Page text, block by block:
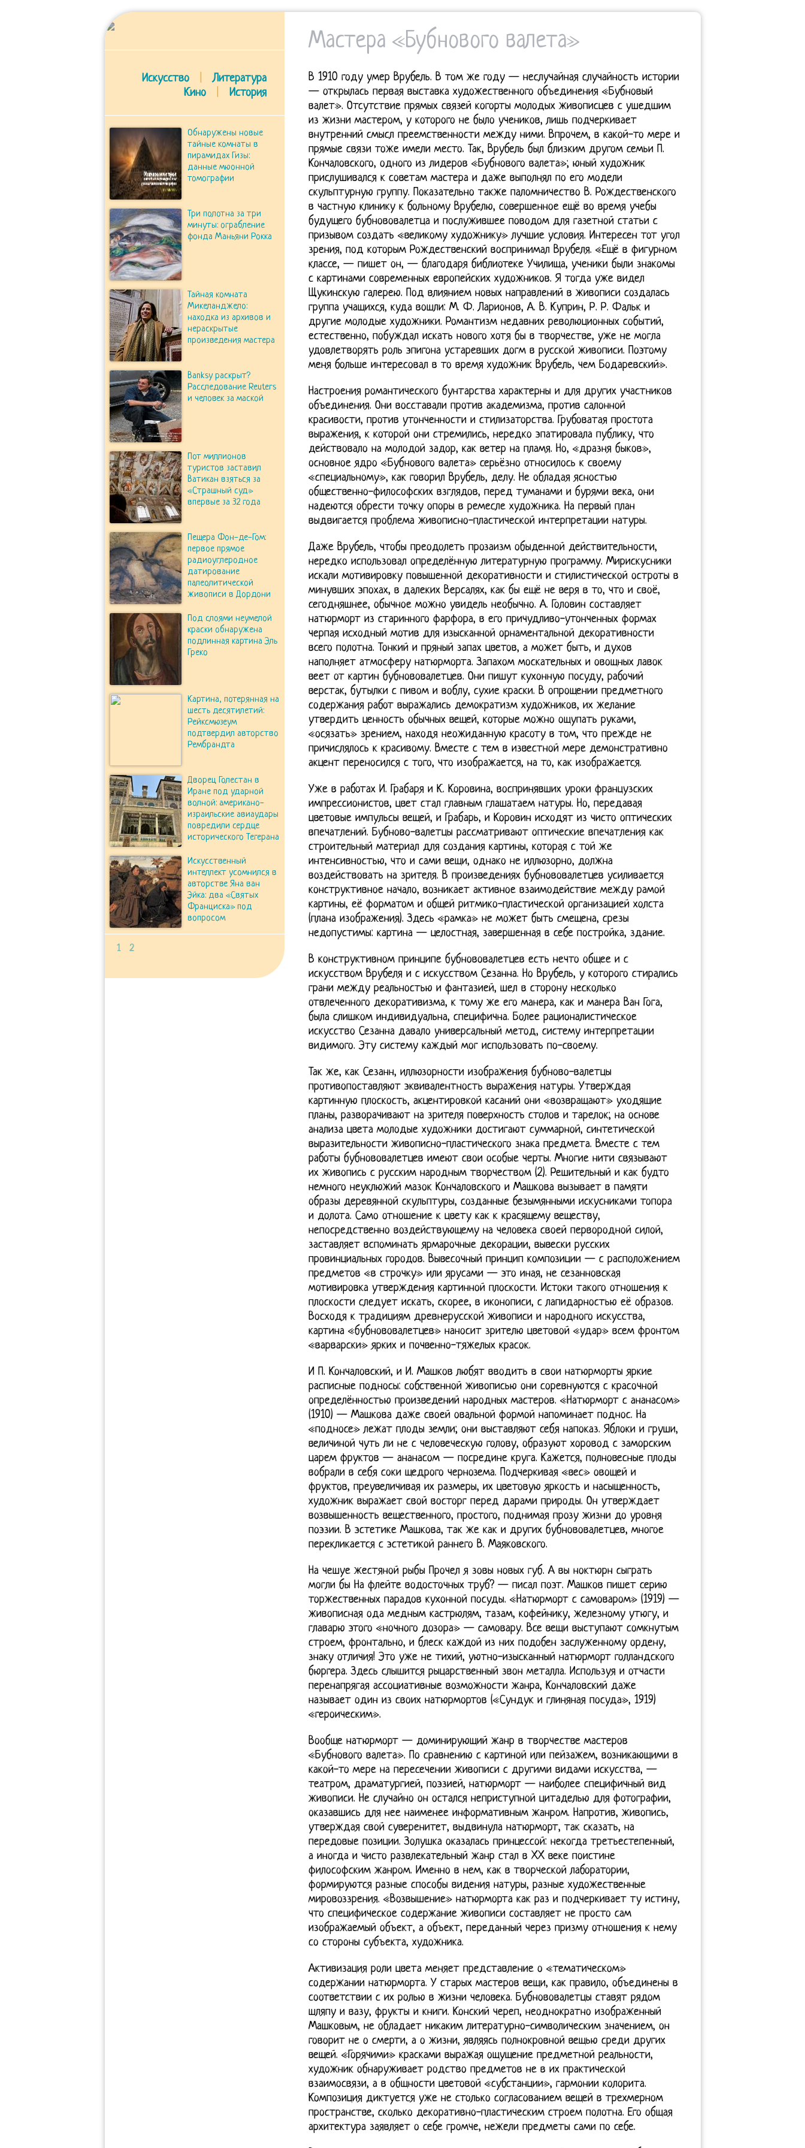
Искусство
Литература
Кино
История
Обнаружены новые
тайные комнаты в
пирамидах Гизы:
данные мюонной
томографии
Три полотна за три
минуты: ограбление
фонда Маньяни Рокка
Тайная комната
Микеланджело:
находка из архивов и
нераскрытые
произведения мастера
Banksy раскрыт?
Расследование Reuters
и человек за маской
Пот миллионов
туристов заставил
Ватикан взяться за
«Страшный суд»
впервые за 32 года
Пещера Фон-де-Гом:
первое прямое
радиоуглеродное
датирование
палеолитической
живописи в Дордони
Под слоями неумелой
краски обнаружена
подлинная картина Эль
Греко
Картина, потерянная на
шесть десятилетий:
Рейксмюзеум
подтвердил авторство
Рембрандта
Дворец Голестан в
Иране под ударной
волной: американо-
израильские авиаудары
повредили сердце
исторического Тегерана
Искусственный
интеллект усомнился в
авторстве Яна ван
Эйка: два «Святых
Франциска» под
вопросом
1 2
Мастера «Бубнового валета»
В 1910 году умер Врубель. В том же году — неслучайная случайность истории
— открылась первая выставка художественного объединения «Бубновый
валет». Отсутствие прямых связей когорты молодых живописцев с ушедшим
из жизни мастером, у которого не было учеников, лишь подчеркивает
внутренний смысл преемственности между ними. Впрочем, в какой-то мере и
прямые связи тоже имели место. Так, Врубель был близким другом семьи П.
Кончаловского, одного из лидеров «Бубнового валета»; юный художник
прислушивался к советам мастера и даже выполнял по его модели
скульптурную группу. Показательно также паломничество В. Рождественского
в частную клинику к больному Врубелю, совершенное ещё во время учебы
будущего бубнововалетца и послужившее поводом для газетной статьи с
призывом создать «великому художнику» лучшие условия. Интересен тот угол
зрения, под которым Рождественский воспринимал Врубеля. «Ещё в фигурном
классе, — пишет он, — благодаря библиотеке Училища, ученики были знакомы
с картинами современных европейских художников. Я тогда уже видел
Щукинскую галерею. Под влиянием новых направлений в живописи создалась
группа учащихся, куда вошли: М. Ф. Ларионов, А. В. Куприн, Р. Р. Фальк и
другие молодые художники. Романтизм недавних революционных событий,
естественно, побуждал искать нового хотя бы в творчестве, уже не могла
удовлетворять роль эпигона устаревших догм в русской живописи. Поэтому
меня больше интересовал в то время художник Врубель, чем Бодаревский».
Настроения романтического бунтарства характерны и для других участников
объединения. Они восставали против академизма, против салонной
красивости, против утонченности и стилизаторства. Грубоватая простота
выражения, к которой они стремились, нередко эпатировала публику, что
действовало на молодой задор, как ветер на пламя. Но, «дразня быков»,
основное ядро «Бубнового валета» серьёзно относилось к своему
«специальному», как говорил Врубель, делу. Не обладая ясностью
общественно-философских взглядов, перед туманами и бурями века, они
надеются обрести точку опоры в ремесле художника. На первый план
выдвигается проблема живописно-пластической интерпретации натуры.
Даже Врубель, чтобы преодолеть прозаизм обыденной действительности,
нередко использовал определённую литературную программу. Мирискусники
искали мотивировку повышенной декоративности и стилистической остроты в
минувших эпохах, в далеких Версалях, как бы ещё не веря в то, что и своё,
сегодняшнее, обычное можно увидель необычно. А. Головин составляет
натюрморт из старинного фарфора, в его причудливо-утонченных формах
черпая исходный мотив для изысканной орнаментальной декоративности
всего полотна. Тонкий и пряный запах цветов, а может быть, и духов
наполняет атмосферу натюрморта. Запахом москательных и овощных лавок
веет от картин бубнововалетцев. Они пишут кухонную посуду, рабочий
верстак, бутылки с пивом и воблу, сухие краски. В опрощении предметного
содержания работ выражались демократизм художников, их желание
утвердить ценность обычных вещей, которые можно ощупать руками,
«осязать» зрением, находя неожиданную красоту в том, что прежде не
причислялось к красивому. Вместе с тем в известной мере демонстративно
акцент переносился с того, что изображается, на то, как изображается.
Уже в работах И. Грабаря и К. Коровина, воспринявших уроки французских
импрессионистов, цвет стал главным глашатаем натуры. Но, передавая
цветовые импульсы вещей, и Грабарь, и Коровин исходят из чисто оптических
впечатлений. Бубново-валетцы рассматривают оптические впечатления как
строительный материал для создания картины, которая с той же
интенсивностью, что и сами вещи, однако не иллюзорно, должна
воздействовать на зрителя. В произведениях бубнововалетцев усиливается
конструктивное начало, возникает активное взаимодействие между рамой
картины, её форматом и общей ритмико-пластической организацией холста
(плана изображения). Здесь «рамка» не может быть смещена, срезы
недопустимы: картина — целостная, завершенная в себе постройка, здание.
В конструктивном принципе бубнововалетцев есть нечто общее и с
искусством Врубеля и с искусством Сезанна. Но Врубель, у которого стирались
грани между реальностью и фантазией, шел в сторону несколько
отвлеченного декоративизма, к тому же его манера, как и манера Ван Гога,
была слишком индивидуальна, специфична. Более рационалистическое
искусство Сезанна давало универсальный метод, систему интерпретации
видимого. Эту систему каждый мог использовать по-своему.
Так же, как Сезанн, иллюзорности изображения бубново-валетцы
противопоставляют эквивалентность выражения натуры. Утверждая
картинную плоскость, акцентировкой касаний они «возвращают» уходящие
планы, разворачивают на зрителя поверхность столов и тарелок; на основе
анализа цвета молодые художники достигают суммарной, синтетической
выразительности живописно-пластического знака предмета. Вместе с тем
работы бубнововалетцев имеют свои особые черты. Многие нити связывают
их живопись с русским народным творчеством (2). Решительный и как будто
немного неуклюжий мазок Кончаловского и Машкова вызывает в памяти
образы деревянной скульптуры, созданные безымянными искусниками топора
и долота. Само отношение к цвету как к красящему веществу,
непосредственно воздействующему на человека своей первородной силой,
заставляет вспоминать ярмарочные декорации, вывески русских
провинциальных городов. Вывесочный принцип композиции — с расположением
предметов «в строчку» или ярусами — это иная, не сезанновская
мотивировка утверждения картинной плоскости. Истоки такого отношения к
плоскости следует искать, скорее, в иконописи, с лапидарностью её образов.
Восходя к традициям древнерусской живописи и народного искусства,
картина «бубнововалетцев» наносит зрителю цветовой «удар» всем фронтом
«варварски» ярких и почвенно-тяжелых красок.
И П. Кончаловский, и И. Машков любят вводить в свои натюрморты яркие
расписные подносы: собственной живописью они соревнуются с красочной
определённостью произведений народных мастеров. «Натюрморт с ананасом»
(1910) — Машкова даже своей овальной формой напоминает поднос. На
«подносе» лежат плоды земли; они выставляют себя напоказ. Яблоки и груши,
величиной чуть ли не с человеческую голову, образуют хоровод с заморским
царем фруктов — ананасом — посредине круга. Кажется, полновесные плоды
вобрали в себя соки щедрого чернозема. Подчеркивая «вес» овощей и
фруктов, преувеличивая их размеры, их цветовую яркость и насыщенность,
художник выражает свой восторг перед дарами природы. Он утверждает
возвышенность вещественного, простого, поднимая прозу жизни до уровня
поэзии. В эстетике Машкова, так же как и других бубнововалетцев, многое
перекликается с эстетикой раннего В. Маяковского.
На чешуе жестяной рыбы Прочел я зовы новых губ. А вы ноктюрн сыграть
могли бы На флейте водосточных труб? — писал поэт. Машков пишет серию
торжественных парадов кухонной посуды. «Натюрморт с самоваром» (1919) —
живописная ода медным кастрюлям, тазам, кофейнику, железному утюгу, и
главарю этого «ночного дозора» — самовару. Все вещи выступают сомкнутым
строем, фронтально, и блеск каждой из них подобен заслуженному ордену,
знаку отличия! Это уже не тихий, уютно-изысканный натюрморт голландского
бюргера. Здесь слышится рыцарственный звон металла. Используя и отчасти
перенапрягая ассоциативные возможности жанра, Кончаловский даже
называет один из своих натюрмортов («Сундук и глиняная посуда», 1919)
«героическим».
Вообще натюрморт — доминирующий жанр в творчестве мастеров
«Бубнового валета». По сравнению с картиной или пейзажем, возникающими в
какой-то мере на пересечении живописи с другими видами искусства, —
театром, драматургией, поэзией, натюрморт — наиболее специфичный вид
живописи. Не случайно он остался неприступной цитаделью для фотографии,
оказавшись для нее наименее информативным жанром. Напротив, живопись,
утверждая свой суверенитет, выдвинула натюрморт, так сказать, на
передовые позиции. Золушка оказалась принцессой: некогда третьестепенный,
а иногда и чисто развлекательный жанр стал в XX веке поистине
философским жанром. Именно в нем, как в творческой лаборатории,
формируются разные способы видения натуры, разные художественные
мировоззрения. «Возвышение» натюрморта как раз и подчеркивает ту истину,
что специфическое содержание живописи составляет не просто сам
изображаемый объект, а объект, переданный через призму отношения к нему
со стороны субъекта, художника.
Активизация роли цвета меняет представление о «тематическом»
содержании натюрморта. У старых мастеров вещи, как правило, объединены в
соответствии с их ролью в жизни человека. Бубнововалетцы ставят рядом
шляпу и вазу, фрукты и книги. Конский череп, неоднократно изображенный
Машковым, не обладает никаким литературно-символическим значением, он
говорит не о смерти, а о жизни, являясь полнокровной вещью среди других
вещей. «Горячими» красками выражая ощущение предметной реальности,
художник обнаруживает родство предметов не в их практической
взаимосвязи, а в общности цветовой «субстанции», гармонии колорита.
Композиция диктуется уже не столько согласованием вещей в трехмерном
пространстве, сколько декоративно-пластическим строем полотна. Его общая
архитектура заявляет о себе громче, нежели предметы сами по себе.